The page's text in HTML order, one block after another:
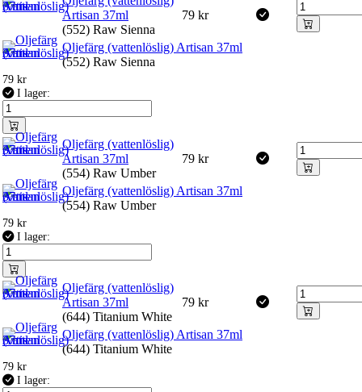
Artisan 37ml
(552) Raw Sienna
79 kr
Oljefärg (vattenlöslig) Artisan 37ml
(552) Raw Sienna
79 kr
I lager:
Oljefärg (vattenlöslig)
Artisan 37ml
(554) Raw Umber
79 kr
Oljefärg (vattenlöslig) Artisan 37ml
(554) Raw Umber
79 kr
I lager:
Oljefärg (vattenlöslig)
Artisan 37ml
(644) Titanium White
79 kr
Oljefärg (vattenlöslig) Artisan 37ml
(644) Titanium White
79 kr
I lager: